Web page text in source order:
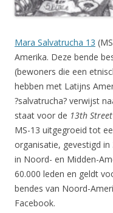
Mara Salvatrucha 13
Amerika. Deze bende
(bewoners die een
hebben met Latijns
?salvatrucha? verwijst
staat voor de 13th Street
MS-13 uitgegroeid tot
organisatie, gevestigd
in Noord- en Midden-
60.000 leden en geldt
bendes van Noord-
Facebook.